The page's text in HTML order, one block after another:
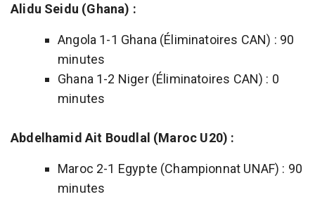
Alidu Seidu (Ghana) :
Angola 1-1 Ghana (Éliminatoires CAN) : 90
minutes
Ghana 1-2 Niger (Éliminatoires CAN) : 0
minutes
Abdelhamid Ait Boudlal (Maroc U20) :
Maroc 2-1 Egypte (Championnat UNAF) : 90
minutes